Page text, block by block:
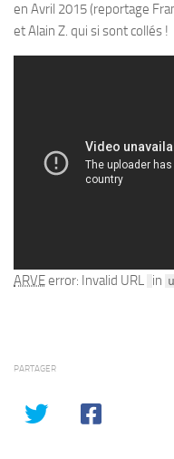
en Avril 2015 (reportage
et Alain Z. qui si sont collés !
ARVEerror: Invalid URL in
PARTAGER